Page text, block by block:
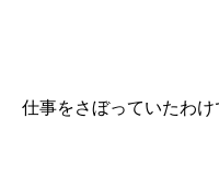
仕事をさぼっていたわけ